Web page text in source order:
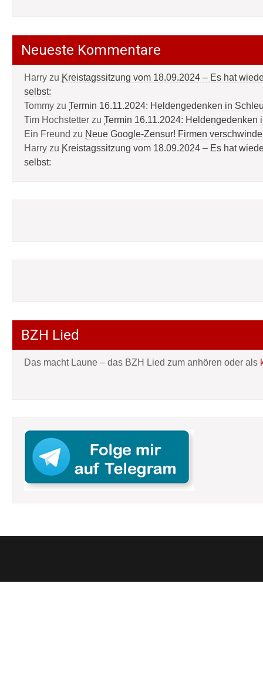
Neueste Kommentare
Harry zu Kreistagssitzung vom 18.09.2024 – Es hat
selbst:
Tommy zu Termin 16.11.2024: Heldengedenken in
Tim Hochstetter zu Termin 16.11.2024: Heldengedenken
Ein Freund zu Neue Google-Zensur! Firmen
Harry zu Kreistagssitzung vom 18.09.2024 – Es hat
selbst:
BZH Lied
Das macht Laune – das BZH Lied zum anhören oder als